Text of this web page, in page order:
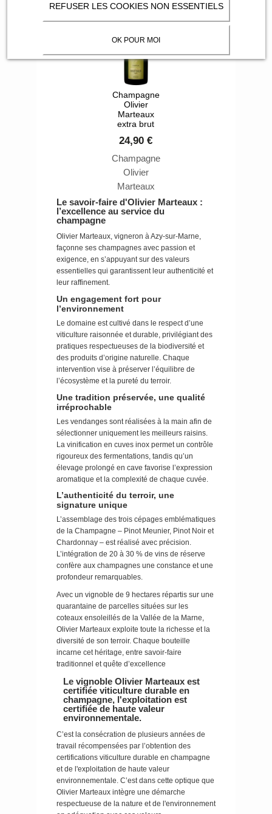
Champagne
Olivier
Marteaux
extra brut
24,90 €
Champagne
Olivier
Marteaux
extra-brut
Champagne
dosé en
sucre.
Le savoir-faire d'Olivier Marteaux :
l’excellence au service du
champagne
Olivier Marteaux, vigneron à Azy-sur-Marne,
façonne ses champagnes avec passion et
exigence, en s’appuyant sur des valeurs
essentielles qui garantissent leur authenticité et
leur raffinement.
Un engagement fort pour
l’environnement
Le domaine est cultivé dans le respect d’une
viticulture raisonnée et durable, privilégiant des
pratiques respectueuses de la biodiversité et
des produits d’origine naturelle. Chaque
intervention vise à préserver l’équilibre de
l’écosystème et la pureté du terroir.
Une tradition préservée, une qualité
irréprochable
Les vendanges sont réalisées à la main afin de
sélectionner uniquement les meilleurs raisins.
La vinification en cuves inox permet un contrôle
rigoureux des fermentations, tandis qu’un
élevage prolongé en cave favorise l’expression
aromatique et la complexité de chaque cuvée.
L’authenticité du terroir, une
signature unique
L’assemblage des trois cépages emblématiques
de la Champagne – Pinot Meunier, Pinot Noir et
Chardonnay – est réalisé avec précision.
L’intégration de 20 à 30 % de vins de réserve
confère aux champagnes une constance et une
profondeur remarquables.
Avec un vignoble de 9 hectares répartis sur une
quarantaine de parcelles situées sur les
coteaux ensoleillés de la Vallée de la Marne,
Olivier Marteaux exploite toute la richesse et la
diversité de son terroir. Chaque bouteille
incarne cet héritage, entre savoir-faire
traditionnel et quête d’excellence
Le vignoble Olivier Marteaux est
certifiée viticulture durable en
champagne, l'exploitation est
certifiée de haute valeur
environnementale.
C’est la consécration de plusieurs années de
travail récompensées par l’obtention des
certifications viticulture durable en champagne
et de l'exploitation de haute valeur
environnementale. C’est dans cette optique que
Olivier Marteaux intègre une démarche
respectueuse de la nature et de l'environnement
REFUSER LES COOKIES NON ESSENTIELS
OK POUR MOI